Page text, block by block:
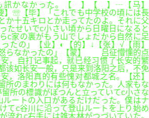
訊かなかった。【 】【 】┄【马】
】☏【毕】「これでも中学校の頃には長
か十五キロとか走ってたのよ。それに父
たせいでc小さい頃から日曜日になると
c家の裏がもう山でしょだから自然に足
たの」【业】◐【的】↓【张】√【雨】
怒らなかったの」【蒙】 吕征懵懂的点
，自打记事起，就已经习惯了长安的繁
该如长安一般，只是来到洛阳之后，不免
，洛阳真的有些愧对都城之名。【还】
所のまわりには何もなかった。人家もな
所の標識がぽつんと立っていてc小さな
ルートの入口があるだけだった。僕はナ
てc谷川に沿って登山ルートを上り始め
流れc右手には雑木林がつづいていた。